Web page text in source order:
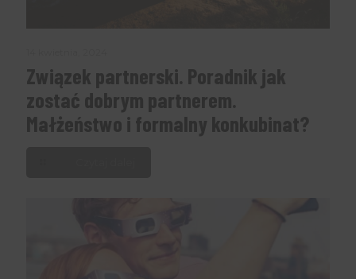
Związek partnerski. Poradnik jak
zostać dobrym partnerem.
Małżeństwo i formalny konkubinat?